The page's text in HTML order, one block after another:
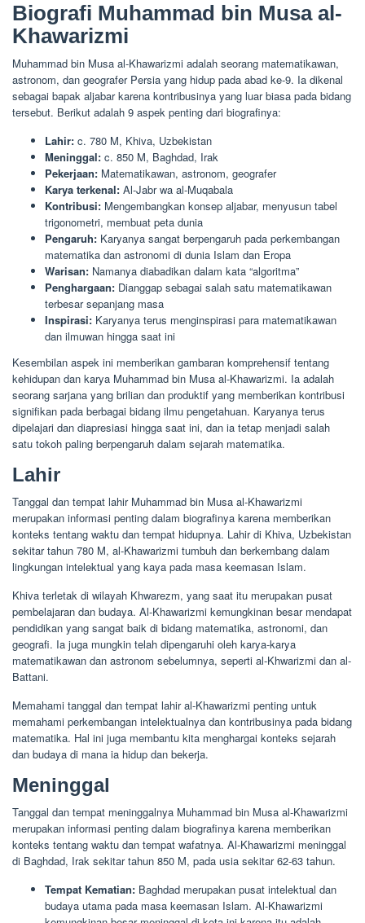
Biografi Muhammad bin Musa al-
Khawarizmi
Muhammad bin Musa al-Khawarizmi adalah seorang matematikawan,
astronom, dan geografer Persia yang hidup pada abad ke-9. Ia dikenal
sebagai bapak aljabar karena kontribusinya yang luar biasa pada bidang
tersebut. Berikut adalah 9 aspek penting dari biografinya:
Lahir: c. 780 M, Khiva, Uzbekistan
Meninggal: c. 850 M, Baghdad, Irak
Pekerjaan: Matematikawan, astronom, geografer
Karya terkenal: Al-Jabr wa al-Muqabala
Kontribusi: Mengembangkan konsep aljabar, menyusun tabel
trigonometri, membuat peta dunia
Pengaruh: Karyanya sangat berpengaruh pada perkembangan
matematika dan astronomi di dunia Islam dan Eropa
Warisan: Namanya diabadikan dalam kata “algoritma”
Penghargaan: Dianggap sebagai salah satu matematikawan
terbesar sepanjang masa
Inspirasi: Karyanya terus menginspirasi para matematikawan
dan ilmuwan hingga saat ini
Kesembilan aspek ini memberikan gambaran komprehensif tentang
kehidupan dan karya Muhammad bin Musa al-Khawarizmi. Ia adalah
seorang sarjana yang brilian dan produktif yang memberikan kontribusi
signifikan pada berbagai bidang ilmu pengetahuan. Karyanya terus
dipelajari dan diapresiasi hingga saat ini, dan ia tetap menjadi salah
satu tokoh paling berpengaruh dalam sejarah matematika.
Lahir
Tanggal dan tempat lahir Muhammad bin Musa al-Khawarizmi
merupakan informasi penting dalam biografinya karena memberikan
konteks tentang waktu dan tempat hidupnya. Lahir di Khiva, Uzbekistan
sekitar tahun 780 M, al-Khawarizmi tumbuh dan berkembang dalam
lingkungan intelektual yang kaya pada masa keemasan Islam.
Khiva terletak di wilayah Khwarezm, yang saat itu merupakan pusat
pembelajaran dan budaya. Al-Khawarizmi kemungkinan besar mendapat
pendidikan yang sangat baik di bidang matematika, astronomi, dan
geografi. Ia juga mungkin telah dipengaruhi oleh karya-karya
matematikawan dan astronom sebelumnya, seperti al-Khwarizmi dan al-
Battani.
Memahami tanggal dan tempat lahir al-Khawarizmi penting untuk
memahami perkembangan intelektualnya dan kontribusinya pada bidang
matematika. Hal ini juga membantu kita menghargai konteks sejarah
dan budaya di mana ia hidup dan bekerja.
Meninggal
Tanggal dan tempat meninggalnya Muhammad bin Musa al-Khawarizmi
merupakan informasi penting dalam biografinya karena memberikan
konteks tentang waktu dan tempat wafatnya. Al-Khawarizmi meninggal
di Baghdad, Irak sekitar tahun 850 M, pada usia sekitar 62-63 tahun.
Tempat Kematian: Baghdad merupakan pusat intelektual dan
budaya utama pada masa keemasan Islam. Al-Khawarizmi